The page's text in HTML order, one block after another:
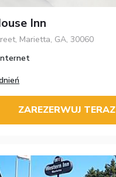
Inn
Marietta, GA, 30060
ZAREZERWUJ TERAZ